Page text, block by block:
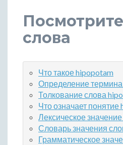
слова
Что такое hipopotam
Определение
Толкование слова
Что означает понятие
Лексическое
Словарь значения
Грамматическое